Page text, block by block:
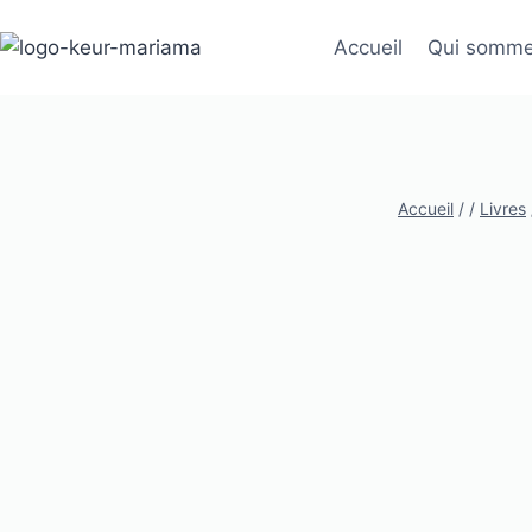
au
Accueil Qui
Accueil / / Livres